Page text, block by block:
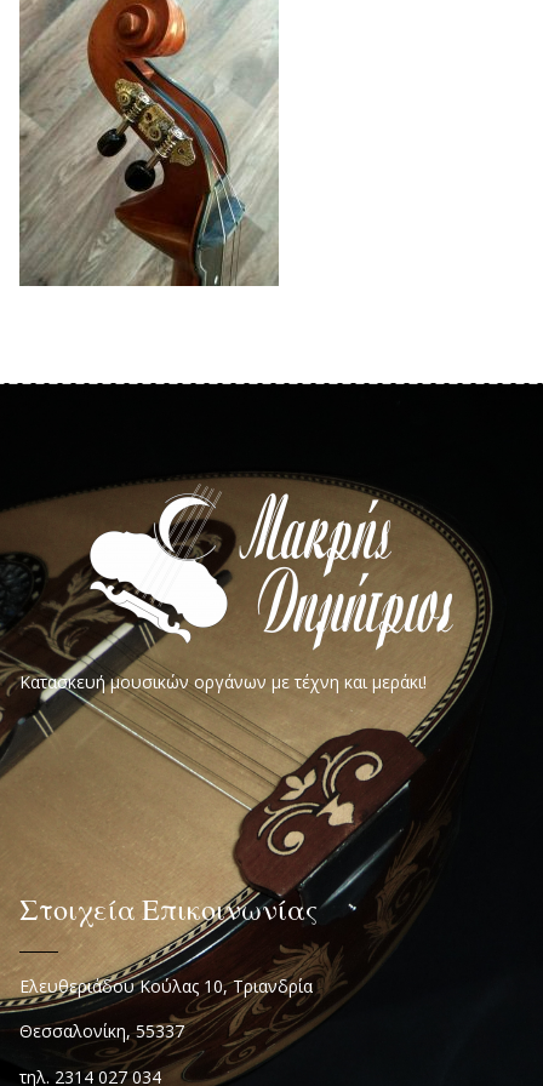
Κατασκευή μουσικών οργάνων με τέχνη και μεράκι!
Στοιχεία Επικοινωνίας
Ελευθεριάδου Κούλας 10, Τριανδρία
Θεσσαλονίκη, 55337
τηλ. 2314 027 034